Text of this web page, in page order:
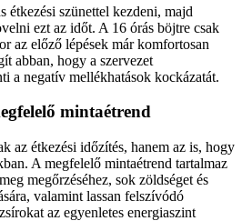
étkezési szünettel kezdeni, majd
ezt az időt. A 16 órás böjtre csak
az előző lépések már komfortosan
abban, hogy a szervezet
a negatív mellékhatások kockázatát.
mintaétrend
az étkezési időzítés, hanem az is, hogy
A megfelelő mintaétrend tartalmaz
megőrzéséhez, sok zöldséget és
valamint lassan felszívódó
az egyenletes energiaszint